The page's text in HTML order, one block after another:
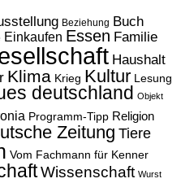
Beziehung Buch
Einkaufen Essen Familie
Haushalt
Klima Krieg Kultur Lesung
deutschland Objekt
Programm-Tipp Religion
Zeitung Tiere
Vom Fachmann für Kenner
Wissenschaft Wurst